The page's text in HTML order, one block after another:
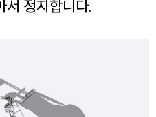
서 정지합니다.